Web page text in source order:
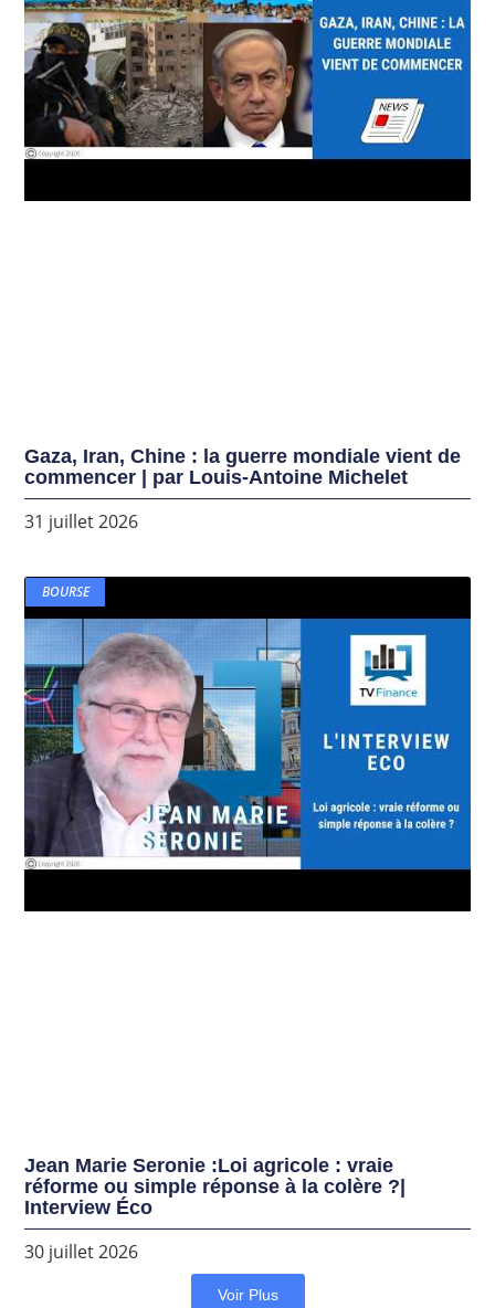
Gaza, Iran, Chine : la guerre mondiale vient de
commencer | par Louis-Antoine Michelet
31 juillet 2026
BOURSE
Jean Marie Seronie :Loi agricole : vraie
réforme ou simple réponse à la colère ?|
Interview Éco
30 juillet 2026
Voir Plus